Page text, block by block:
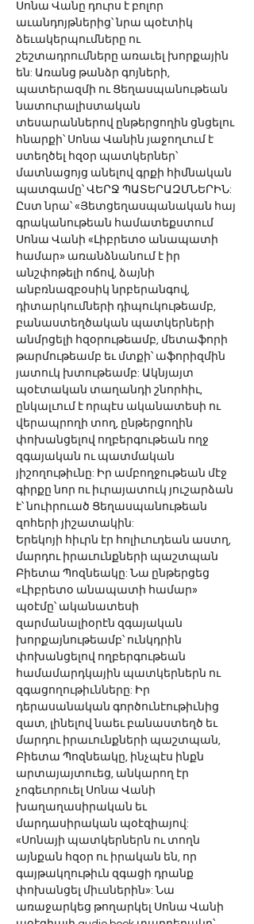
Սոնա Վանը դուրս է բոլոր
աւանդոյթներից՝ նրա պօէտիկ
ձեւակերպումները ու
շեշտադրումները առաւել խորքային
են: Առանց թանձր գոյների,
պատերազմի ու Ցեղասպանութեան
նատուրալիստական
տեսարաններով ընթերցողին ցնցելու
հնարքի՝ Սոնա Վանին յաջողւում է
ստեղծել հզօր պատկերներ՝
մատնացոյց անելով գրքի հիմնական
պատգամը՝ ՎԵՐՋ ՊԱՏԵՐԱԶՄՆԵՐԻՆ:
Ըստ նրա՝ «Յետցեղասպանական հայ
գրականութեան համատեքստում
Սոնա Վանի «Լիբրետօ անապատի
համար» առանձնանում է իր
անշփոթելի ոճով, ձայնի
անբռնազբօսիկ նրբերանգով,
դիտարկումների դիպուկութեամբ,
բանաստեղծական պատկերների
անմրցելի հզօրութեամբ, մետաֆորի
թարմութեամբ եւ մտքի՝ աֆորիզմին
յատուկ խտութեամբ: Ակնյայտ
պօէտական տաղանդի շնորհիւ,
ընկալւում է որպէս ականատեսի ու
վերապրողի տող, ընթերցողին
փոխանցելով ողբերգութեան ողջ
զգայական ու պատմական
յիշողութիւնը: Իր ամբողջութեան մէջ
գիրքը նոր ու իւրայատուկ յուշարձան
է՝ նուիրուած Ցեղասպանութեան
զոհերի յիշատակին:
Երեկոյի հիւրն էր հոլիւուդեան աստղ,
մարդու իրաւունքների պաշտպան
Բիետա Պոզնեակը: Նա ընթերցեց
«Լիբրետօ անապատի համար»
պօէմը՝ ականատեսի
զարմանալիօրէն զգայական
խորքայնութեամբ՝ ունկդրին
փոխանցելով ողբերգութեան
համամարդկային պատկերներն ու
զգացողութիւնները: Իր
դերասանական գործունէութիւնից
զատ, լինելով նաեւ բանաստեղծ եւ
մարդու իրաւունքների պաշտպան,
Բիետա Պոզնեակը, ինչպէս ինքն
արտայայտուեց, անկարող էր
չոգեւորուել Սոնա Վանի
խաղաղասիրական եւ
մարդասիրական պօէզիայով:
«Սոնայի պատկերներն ու տողն
այնքան հզօր ու իրական են, որ
գայթակղութիւն զգացի դրանք
փոխանցել միւսներին»: Նա
առաջարկեց թողարկել Սոնա Վանի